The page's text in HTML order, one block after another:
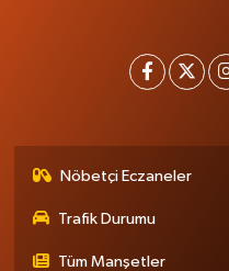
Nöbetçi Eczaneler
Trafik Durumu
Tüm Manşetler